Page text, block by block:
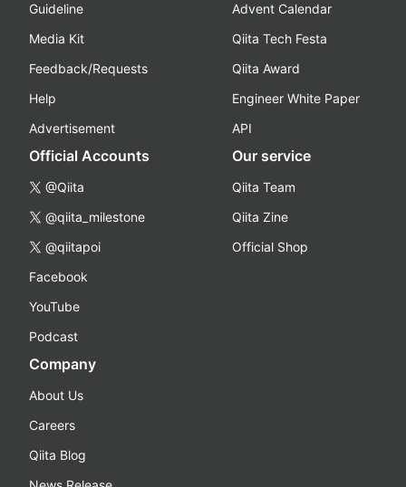
Guideline
Media Kit
Feedback/Requests
Help
Advertisement
Advent Calendar
Qiita Tech Festa
Qiita Award
Engineer White Paper
API
Official Accounts
@Qiita
@qiita_milestone
@qiitapoi
Facebook
YouTube
Podcast
Our service
Qiita Team
Qiita Zine
Official Shop
Company
About Us
Careers
Qiita Blog